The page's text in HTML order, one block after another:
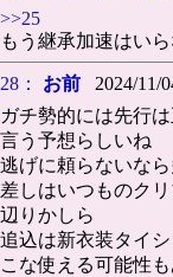
>>25
もう継承加速はい
28： お前 2024/11/
ガチ勢的には先行
言う予想らしいね
逃げに頼らないな
差しはいつものク
辺りかしら
追込は新衣装タイ
こな使える可能性も